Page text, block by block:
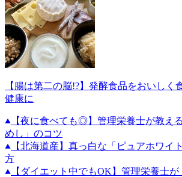
【腸は第二の脳!?】発酵食品をおいしく
健康に
【夜に食べても◎】管理栄養士が教え
めし」のコツ
【北海道産】真っ白な「ピュアホワイ
方
【ダイエット中でもOK】管理栄養士